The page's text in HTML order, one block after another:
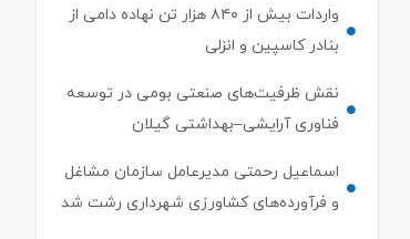
واردات بیش از ۸۴۰ هزار تن نهاده دامی از
بنادر كاسپین و انزلی
نقش ظرفیت‌های صنعتی بومی در توسعه
فناوری آرایشی–بهداشتی گیلان
اسماعیل رحمتی مدیرعامل سازمان مشاغل
و فرآورده‌های کشاورزی شهرداری رشت شد